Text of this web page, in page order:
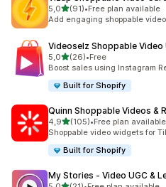
5,0z 5 hvězd
(91)
Celkový počet recenzí: 91
•Free plan available
Add engaging shoppable
Videoselz Shoppable Video
5,0z 5 hvězd
(26)
Celkový počet recenzí: 26
•Free
Boost sales using Instagram
Built for Shopify
Quinn Shoppable Videos &
4,9z 5 hvězd
(105)
Celkový počet recenzí: 105
•Free plan available
Shoppable video widgets for
Built for Shopify
My Stories ‑ Video UGC &